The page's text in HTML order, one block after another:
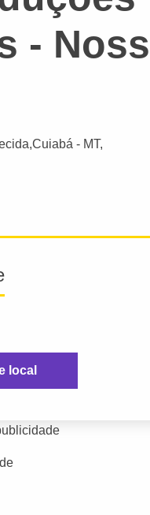
-
Cuiabá - MT,
local